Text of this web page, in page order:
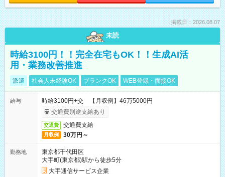
掲載日：2026.08.07
未読
時給3100円！！完全在宅もOK！！生成AI活
用・業務改善推進
派遣 社会人未経験OK ブランクOK WEB登録・面接OK
給与
時給3100円+交 【月収例】46万5000円
交通費別途支給あり
交通費 交通費支給
月収例 30万円～
勤務地
東京都千代田区
大手町(東京都)駅から徒歩5分
大手通信サービス企業